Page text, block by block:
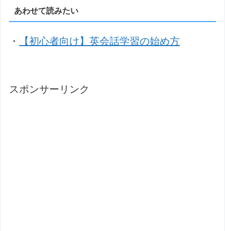
あわせて読みたい
・ 【初心者向け】英会話学習の始め方
スポンサーリンク